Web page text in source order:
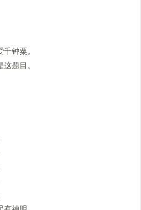
钟粟。
题目。